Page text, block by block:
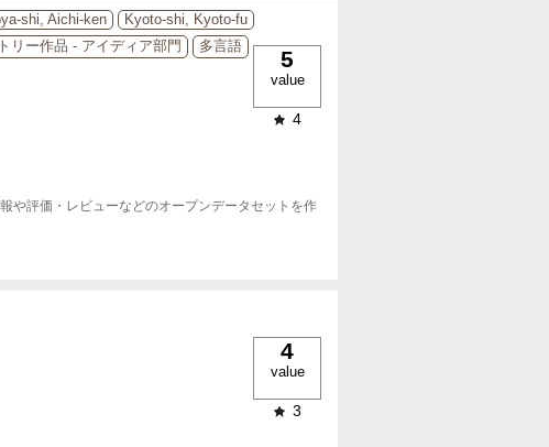
shi, Aichi-ken
Kyoto-shi, Kyoto-fu
リー作品 - アイディア部門
多言語
や評価・レビューなどのオープンデータセットを作
5
value
4
4
value
3